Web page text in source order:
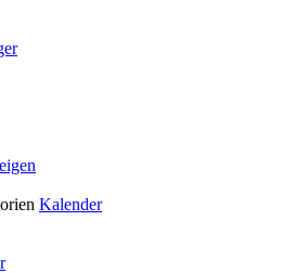
Kalender